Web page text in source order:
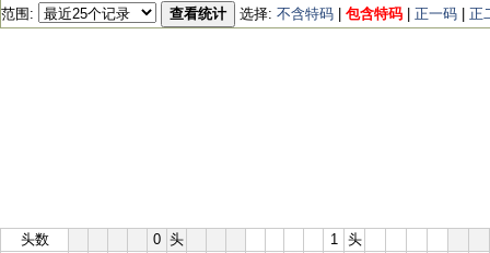
范围:
查看统计 选择: 不含特码 包含特码 正一码 正
头数 0 头 1
头